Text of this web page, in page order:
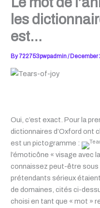
les
est…
By 722753pwpadmin/ December
Oui, c’est exact. Pour la
dictionnaires d’Oxford ont
est un pictogramme :
l’émoticône « visage avec
connaissez peut-être sous
prétendants sérieux
de domaines, cités ci-
choisi en tant que « mot »